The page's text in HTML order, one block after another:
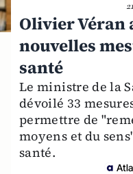
Olivier Véran
nouvelles
santé
Le ministre de la
dévoilé 33
permettre de
moyens et du
santé.